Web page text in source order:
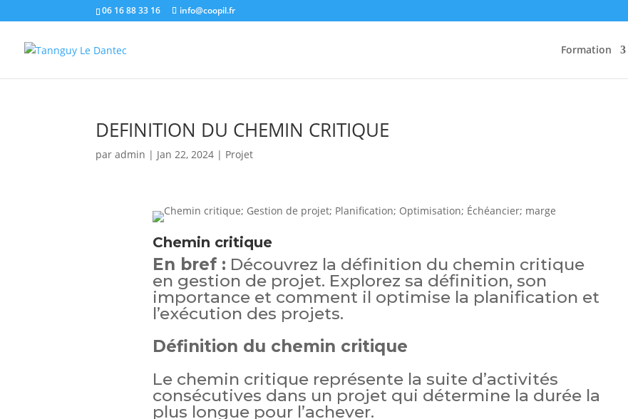
06 16 88 33 16 info@coopil.fr
Formation
DEFINITION DU CHEMIN CRITIQUE
paradmin | Jan 22, 2024 | Projet
Chemin critique
En bref : Découvrez la définition du chemin critique
en gestion de projet. Explorez sa définition, son
importance et comment il optimise la planification et
l’exécution des projets.
Définition du chemin critique
Le chemin critique représente la suite d’activités
consécutives dans un projet qui détermine la durée la
plus longue pour l’achever.